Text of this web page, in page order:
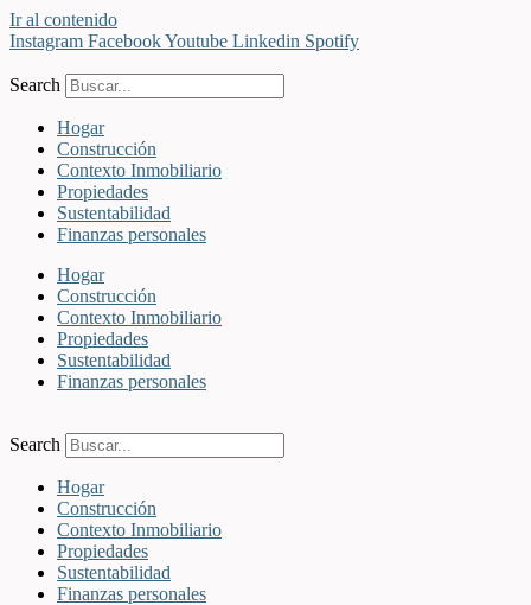
Ir al contenido
Instagram FacebookYoutube Linkedin Spotify
Search
Hogar
Construcción
Contexto Inmobiliario
Propiedades
Sustentabilidad
Finanzas personales
Hogar
Construcción
Contexto Inmobiliario
Propiedades
Sustentabilidad
Finanzas personales
Search
Hogar
Construcción
Contexto Inmobiliario
Propiedades
Sustentabilidad
Finanzas personales